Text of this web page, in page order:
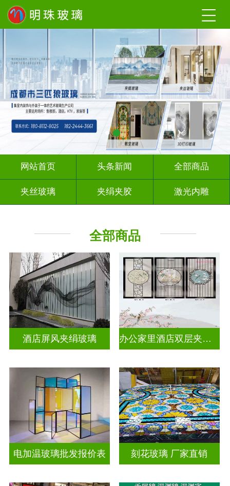
网站首页 头条新闻 全部商品
夹丝玻璃 夹绢夹胶 激光内雕
其它玻璃
全部商品
酒店屏风夹绢玻璃 办公家里酒店双层夹娟玻璃
电加温玻璃批发报价表 刻花玻璃 厂家直销